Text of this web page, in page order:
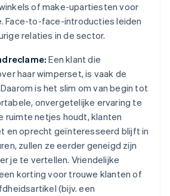
of make-upartiesten voor
Face-to-face-introducties leiden
relaties in de sector.
Een klant die
haar wimperset, is vaak de
is het slim om van begin tot
onvergetelijke ervaring te
ruimte netjes houdt, klanten
en oprecht geïnteresseerd blijft in
zullen ze eerder geneigd zijn
je te vertellen. Vriendelijke
korting voor trouwe klanten of
(bijv. een